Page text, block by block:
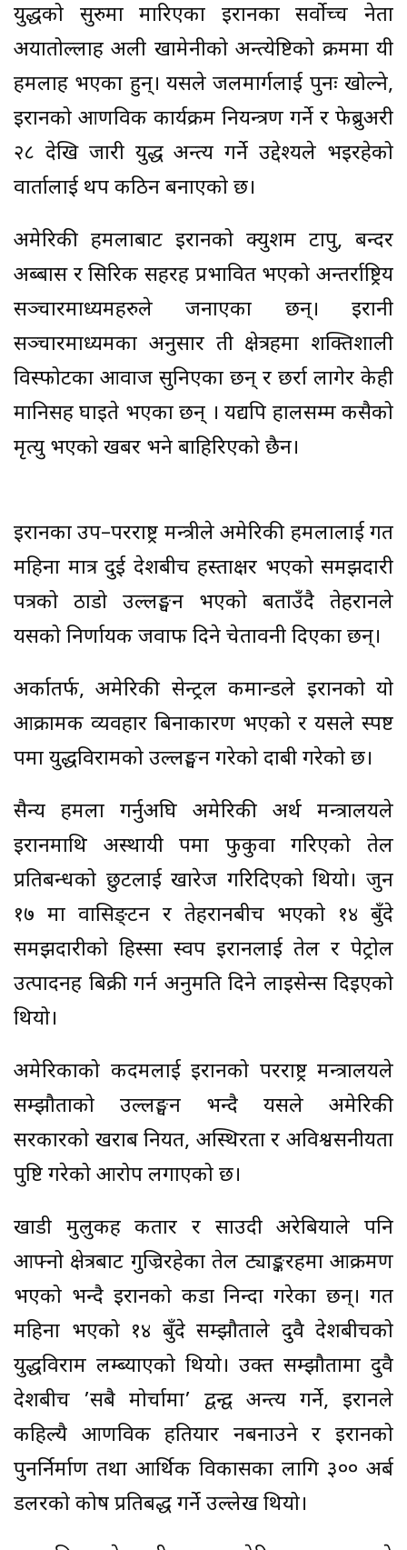
युद्धको सुरुमा मारिएका इरानका सर्वोच्च नेता
अयातोल्लाह अली खामेनीको अन्त्येष्टिको क्रममा यी
हमलाहरू भएका हुन्। यसले जलमार्गलाई पुनः खोल्ने,
इरानको आणविक कार्यक्रम नियन्त्रण गर्ने र फेब्रुअरी
२८ देखि जारी युद्ध अन्त्य गर्ने उद्देश्यले भइरहेको
वार्तालाई थप कठिन बनाएको छ।
अमेरिकी हमलाबाट इरानको क्युशम टापु, बन्दर
अब्बास र सिरिक सहरहरू प्रभावित भएको अन्तर्राष्ट्रिय
सञ्चारमाध्यमहरुले जनाएका छन्। इरानी
सञ्चारमाध्यमका अनुसार ती क्षेत्रहरूमा शक्तिशाली
विस्फोटका आवाज सुनिएका छन् र छर्रा लागेर केही
मानिसहरू घाइते भएका छन् । यद्यपि हालसम्म कसैको
मृत्यु भएको खबर भने बाहिरिएको छैन।
इरानका उप–परराष्ट्र मन्त्रीले अमेरिकी हमलालाई गत
महिना मात्र दुई देशबीच हस्ताक्षर भएको समझदारी
पत्रको ठाडो उल्लङ्घन भएको बताउँदै तेहरानले
यसको निर्णायक जवाफ दिने चेतावनी दिएका छन्।
अर्कातर्फ, अमेरिकी सेन्ट्रल कमान्डले इरानको यो
आक्रामक व्यवहार बिनाकारण भएको र यसले स्पष्ट
रूपमा युद्धविरामको उल्लङ्घन गरेको दाबी गरेको छ।
सैन्य हमला गर्नुअघि अमेरिकी अर्थ मन्त्रालयले
इरानमाथि अस्थायी रूपमा फुकुवा गरिएको तेल
प्रतिबन्धको छुटलाई खारेज गरिदिएको थियो। जुन
१७ मा वासिङ्टन र तेहरानबीच भएको १४ बुँदे
समझदारीको हिस्सा स्वरूप इरानलाई तेल र पेट्रोल
उत्पादनहरू बिक्री गर्न अनुमति दिने लाइसेन्स दिइएको
थियो।
अमेरिकाको कदमलाई इरानको परराष्ट्र मन्त्रालयले
सम्झौताको उल्लङ्घन भन्दै यसले अमेरिकी
सरकारको खराब नियत, अस्थिरता र अविश्वसनीयता
पुष्टि गरेको आरोप लगाएको छ।
खाडी मुलुकहरू कतार र साउदी अरेबियाले पनि
आफ्नो क्षेत्रबाट गुज्रिरहेका तेल ट्याङ्करहरूमा आक्रमण
भएको भन्दै इरानको कडा निन्दा गरेका छन्। गत
महिना भएको १४ बुँदे सम्झौताले दुवै देशबीचको
युद्धविराम लम्ब्याएको थियो। उक्त सम्झौतामा दुवै
देशबीच ’सबै मोर्चामा’ द्वन्द्व अन्त्य गर्ने, इरानले
कहिल्यै आणविक हतियार नबनाउने र इरानको
पुनर्निर्माण तथा आर्थिक विकासका लागि ३०० अर्ब
डलरको कोष प्रतिबद्ध गर्ने उल्लेख थियो।